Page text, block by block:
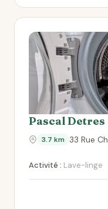
Pascal Detres
3.7 km 33 Rue
Activité : Lave-linge